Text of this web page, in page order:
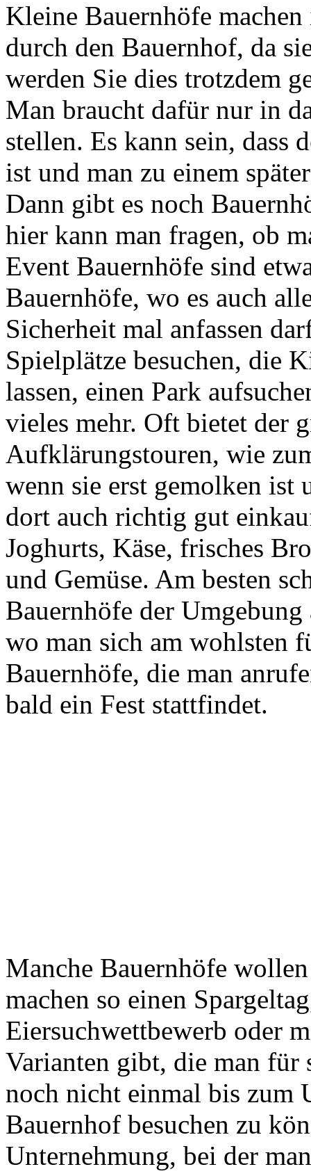
Kleine Bauernhöfe
durch den Bauernhof, da
werden Sie dies trotzdem
Man braucht dafür nur in
stellen. Es kann sein, dass
ist und man zu einem
Dann gibt es noch
hier kann man fragen, ob
Event Bauernhöfe sind
Bauernhöfe, wo es auch
Sicherheit mal anfassen
Spielplätze besuchen, die
lassen, einen Park
vieles mehr. Oft bietet der
Aufklärungstouren, wie
wenn sie erst gemolken ist
dort auch richtig gut
Joghurts, Käse, frisches
und Gemüse. Am besten
Bauernhöfe der
wo man sich am wohlsten
Bauernhöfe, die man
bald ein Fest stattfindet.
Manche Bauernhöfe
machen so einen
Eiersuchwettbewerb oder
Varianten gibt, die man für
noch nicht einmal bis zum
Bauernhof besuchen zu
Unternehmung, bei der